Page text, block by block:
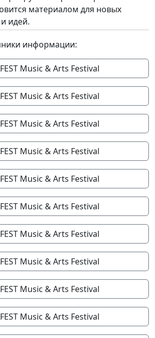
материалом для новых
идей.
информации:
Music & Arts Festival
Music & Arts Festival
Music & Arts Festival
Music & Arts Festival
Music & Arts Festival
Music & Arts Festival
Music & Arts Festival
Music & Arts Festival
Music & Arts Festival
Music & Arts Festival